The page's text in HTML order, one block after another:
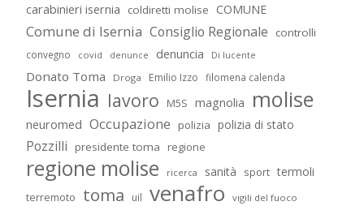
carabinieri isernia coldiretti molise COMUNE
Comune di Isernia Consiglio Regionale controlli
convegno covid denunce denuncia Di lucente
Donato Toma Droga Emilio Izzo filomena calenda
Isernia lavoro M5S magnolia molise
neuromed Occupazione polizia polizia di stato
Pozzilli presidente toma regione
regione molise ricerca sanità sport termoli
terremoto toma uil venafro vigili del fuoco